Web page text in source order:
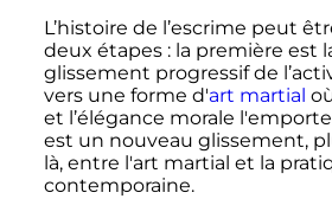
L’histoire de l’escrime peut
deux étapes : la première est
glissement progressif de
vers une forme d'art martial
et l’élégance morale
est un nouveau glissement,
là, entre l'art martial et la
contemporaine.